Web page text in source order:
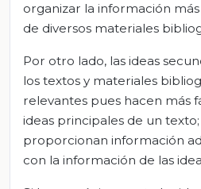
organizar la información
de diversos materiales
Por otro lado, las ideas
los textos y materiales
relevantes pues hacen más
ideas principales de un
proporcionan información
con la información de las